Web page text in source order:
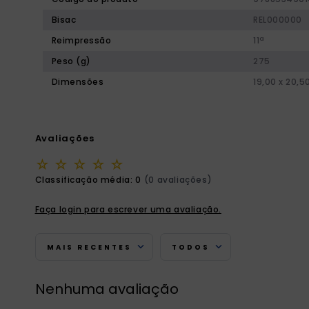
Bisac
REL000000
Reimpressão
11ª
Peso (g)
275
Dimensões
19,00 x
Avaliações
☆ ☆ ☆ ☆ ☆
Classificação média: 0 (0 avaliações)
Faça login para escrever uma avaliação.
MAIS RECENTES TODOS
Nenhuma avaliação